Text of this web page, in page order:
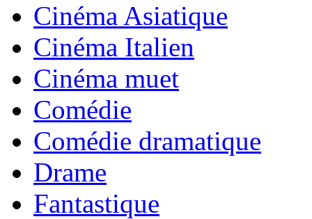
Cinéma Asiatique
Cinéma Italien
Cinéma muet
Comédie
Comédie dramatique
Drame
Fantastique